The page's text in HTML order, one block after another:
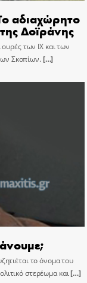
αδιαχώρητο
Δοϊράνης
των ΙΧ και των
Σκοπίων.[…]
το όνομα του
στερέωμα και[…]